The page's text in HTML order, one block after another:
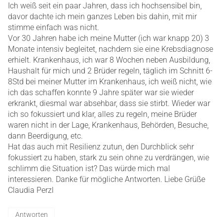
Ich weiß seit ein paar Jahren, dass ich hochsensibel bin,
davor dachte ich mein ganzes Leben bis dahin, mit mir
stimme einfach was nicht.
Vor 30 Jahren habe ich meine Mutter (ich war knapp 20) 3
Monate intensiv begleitet, nachdem sie eine Krebsdiagnose
erhielt. Krankenhaus, ich war 8 Wochen neben Ausbildung,
Haushalt für mich und 2 Brüder regeln, täglich im Schnitt 6-
8Std bei meiner Mutter im Krankenhaus, ich weiß nicht, wie
ich das schaffen konnte 9 Jahre später war sie wieder
erkrankt, diesmal war absehbar, dass sie stirbt. Wieder war
ich so fokussiert und klar, alles zu regeln, meine Brüder
waren nicht in der Lage, Krankenhaus, Behörden, Besuche,
dann Beerdigung, etc.
Hat das auch mit Resilienz zutun, den Durchblick sehr
fokussiert zu haben, stark zu sein ohne zu verdrängen, wie
schlimm die Situation ist? Das würde mich mal
interessieren. Danke für mögliche Antworten. Liebe Grüße
Claudia Perzl
Antworten